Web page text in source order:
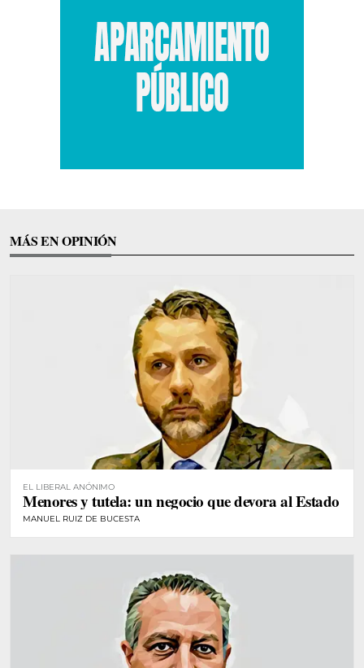
MÁS EN OPINIÓN
EL LIBERAL ANÓNIMO
Menores y tutela: un negocio que devora al Estado
MANUEL RUIZ DE BUCESTA